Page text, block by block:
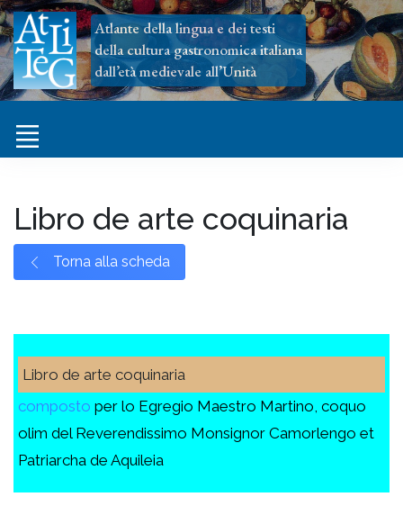
Atlante della lingua e dei testi
della cultura gastronomica italiana
dall’età medievale all’Unità
Libro de arte coquinaria
Torna alla scheda
Libro de arte coquinaria
composto per lo Egregio Maestro Martino, coquo
olim del Reverendissimo Monsignor Camorlengo et
Patriarcha de Aquileia